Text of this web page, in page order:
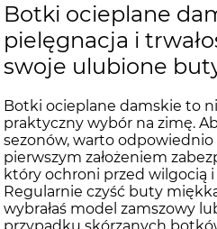
Botki ocieplane
pielęgnacja i
swoje ulubione
Botki ocieplane damskie to
praktyczny wybór na zimę.
sezonów, warto odpowiednio
pierwszym założeniem
który ochroni przed wilgocią
Regularnie czyść buty
wybrałaś model zamszowy